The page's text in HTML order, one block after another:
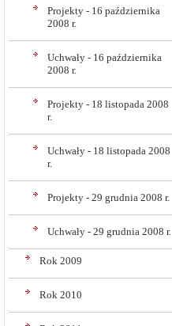
Projekty - 16 października
2008 r.
Uchwały - 16 października
2008 r.
Projekty - 18 listopada 2008
r.
Uchwały - 18 listopada 2008
r.
Projekty - 29 grudnia 2008 r.
Uchwały - 29 grudnia 2008 r.
Rok 2009
Rok 2010